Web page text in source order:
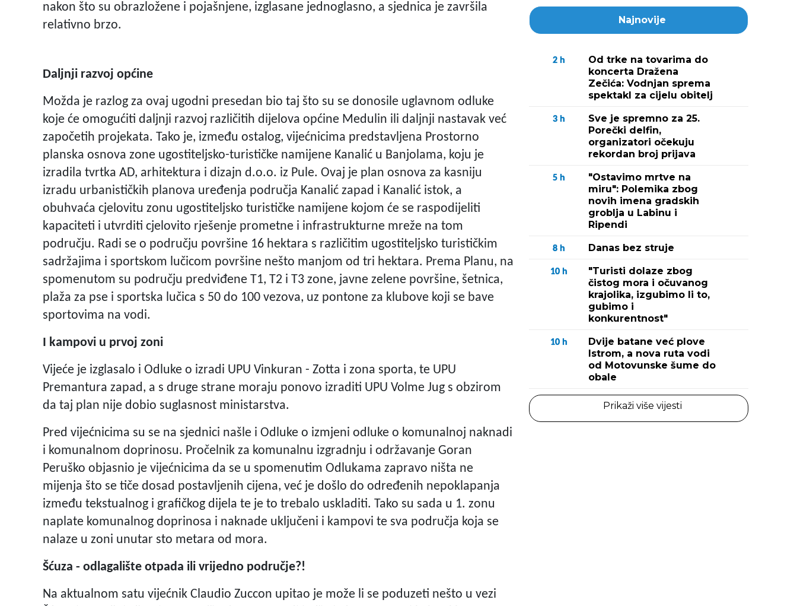
nakon što su obrazložene i pojašnjene, izglasane jednoglasno, a sjednica je završila
relativno brzo.
Daljnji razvoj općine
Možda je razlog za ovaj ugodni presedan bio taj što su se donosile uglavnom odluke
koje će omogućiti daljnji razvoj različitih dijelova općine Medulin ili daljnji nastavak već
započetih projekata. Tako je, između ostalog, vijećnicima predstavljena Prostorno
planska osnova zone ugostiteljsko-turističke namijene Kanalić u Banjolama, koju je
izradila tvrtka AD, arhitektura i dizajn d.o.o. iz Pule. Ovaj je plan osnova za kasniju
izradu urbanističkih planova uređenja područja Kanalić zapad i Kanalić istok, a
obuhvaća cjelovitu zonu ugostiteljsko turističke namijene kojom će se raspodijeliti
kapaciteti i utvrditi cjelovito rješenje prometne i infrastrukturne mreže na tom
području. Radi se o području površine 16 hektara s različitim ugostiteljsko turističkim
sadržajima i sportskom lučicom površine nešto manjom od tri hektara. Prema Planu, na
spomenutom su području predviđene T1, T2 i T3 zone, javne zelene površine, šetnica,
plaža za pse i sportska lučica s 50 do 100 vezova, uz pontone za klubove koji se bave
sportovima na vodi.
I kampovi u prvoj zoni
Vijeće je izglasalo i Odluke o izradi UPU Vinkuran - Zotta i zona sporta, te UPU
Premantura zapad, a s druge strane moraju ponovo izraditi UPU Volme Jug s obzirom
da taj plan nije dobio suglasnost ministarstva.
Pred vijećnicima su se na sjednici našle i Odluke o izmjeni odluke o komunalnoj naknadi
i komunalnom doprinosu. Pročelnik za komunalnu izgradnju i održavanje Goran
Peruško objasnio je vijećnicima da se u spomenutim Odlukama zapravo ništa ne
mijenja što se tiče dosad postavljenih cijena, već je došlo do određenih nepoklapanja
između tekstualnog i grafičkog dijela te je to trebalo uskladiti. Tako su sada u 1. zonu
naplate komunalnog doprinosa i naknade uključeni i kampovi te sva područja koja se
nalaze u zoni unutar sto metara od mora.
Šćuza - odlagalište otpada ili vrijedno područje?!
Na aktualnom satu vijećnik Claudio Zuccon upitao je može li se poduzeti nešto u vezi
Najnovije
2 h
Od trke na tovarima do
koncerta Dražena
Zečića: Vodnjan sprema
spektakl za cijelu obitelj
3 h
Sve je spremno za 25.
Porečki delfin,
organizatori očekuju
rekordan broj prijava
5 h
"Ostavimo mrtve na
miru": Polemika zbog
novih imena gradskih
groblja u Labinu i
Ripendi
8 h Danas bez struje
10 h
"Turisti dolaze zbog
čistog mora i očuvanog
krajolika, izgubimo li to,
gubimo i
konkurentnost"
10 h
Dvije batane već plove
Istrom, a nova ruta vodi
od Motovunske šume do
obale
Prikaži više vijesti